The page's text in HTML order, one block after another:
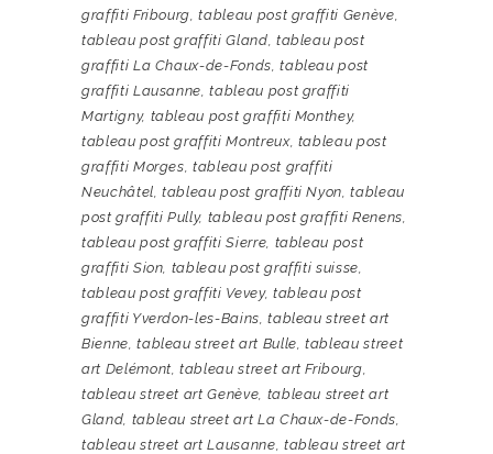
graffiti Fribourg ,tableau post graffiti Genève
tableau post graffiti Gland tableau post
graffiti La Chaux-de-Fonds ,tableau post
graffiti Lausanne ,tableau post graffiti
Martigny, tableau post graffiti Monthey,
tableau post graffiti Montreux, tableau post
graffiti Morges ,tableau post graffiti
Neuchâtel ,tableau post graffiti Nyon ,tableau
post graffiti Pully, tableau post graffiti Renens
tableau post graffiti Sierre tableau post
graffiti Sion tableau post graffiti suisse
tableau post graffiti Vevey, tableau post
graffiti Yverdon-les-Bains ,tableau street art
Bienne ,tableau street art Bulle ,tableau street
art Delémont ,tableau street art Fribourg
tableau street art Genève tableau street art
Gland tableau street art La Chaux-de-Fonds
tableau street art Lausanne tableau street art